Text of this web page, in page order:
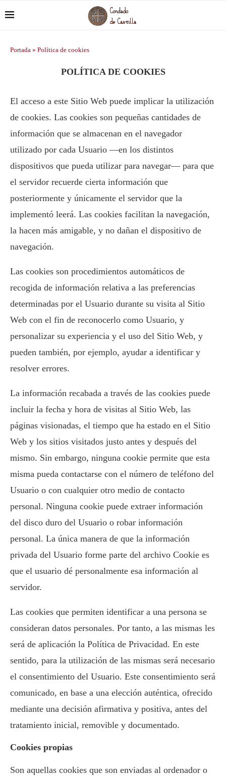
Portada » Política de cookies
POLÍTICA DE COOKIES
El acceso a este Sitio Web puede implicar la utilización
de cookies. Las cookies son pequeñas cantidades de
información que se almacenan en el navegador
utilizado por cada Usuario —en los distintos
dispositivos que pueda utilizar para navegar— para que
el servidor recuerde cierta información que
posteriormente y únicamente el servidor que la
implementó leerá. Las cookies facilitan la navegación,
la hacen más amigable, y no dañan el dispositivo de
navegación.
Las cookies son procedimientos automáticos de
recogida de información relativa a las preferencias
determinadas por el Usuario durante su visita al Sitio
Web con el fin de reconocerlo como Usuario, y
personalizar su experiencia y el uso del Sitio Web, y
pueden también, por ejemplo, ayudar a identificar y
resolver errores.
La información recabada a través de las cookies puede
incluir la fecha y hora de visitas al Sitio Web, las
páginas visionadas, el tiempo que ha estado en el Sitio
Web y los sitios visitados justo antes y después del
mismo. Sin embargo, ninguna cookie permite que esta
misma pueda contactarse con el número de teléfono del
Usuario o con cualquier otro medio de contacto
personal. Ninguna cookie puede extraer información
del disco duro del Usuario o robar información
personal. La única manera de que la información
privada del Usuario forme parte del archivo Cookie es
que el usuario dé personalmente esa información al
servidor.
Las cookies que permiten identificar a una persona se
consideran datos personales. Por tanto, a las mismas les
será de aplicación la Política de Privacidad. En este
sentido, para la utilización de las mismas será necesario
el consentimiento del Usuario. Este consentimiento será
comunicado, en base a una elección auténtica, ofrecido
mediante una decisión afirmativa y positiva, antes del
tratamiento inicial, removible y documentado.
Cookies propias
Son aquellas cookies que son enviadas al ordenador o